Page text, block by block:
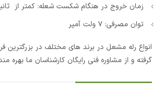
زمان خروج در هنگام شکست شعله: کمتر از
توان مصرفی: 7 ولت آمپر
انواع رله مشعل در برند های مختلف در
گرفته و از مشاوره فنی رایگان کارشناسان ما